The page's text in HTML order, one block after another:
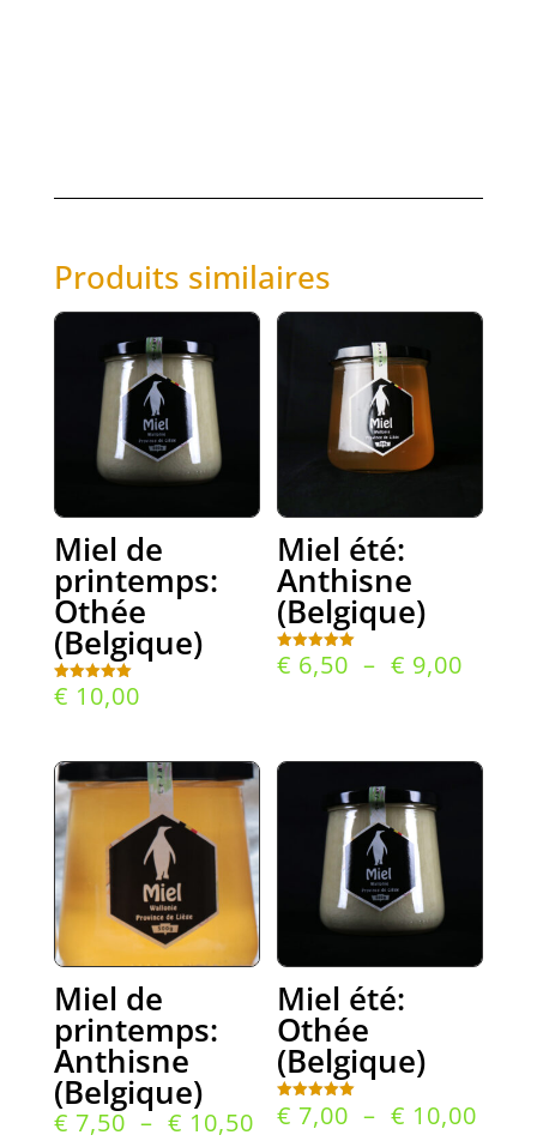
Produits similaires
Miel de
printemps:
Othée
(Belgique)
Note
5.00
€ 10,00
Miel été:
Anthisne
(Belgique)
Note
5.00
€ 6,50 – € 9,00
€ 6,50
Miel de
printemps:
Anthisne
(Belgique)
€ 7,50 – € 10,50Plage
Miel été:
Othée
(Belgique)
Note
5.00
€ 7,00 – € 10,00